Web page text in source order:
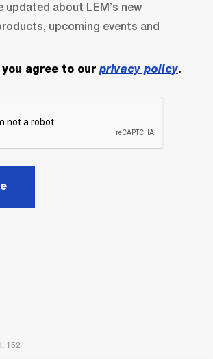
updated about LEM’s new
upcoming events and
you agree to our privacy policy.
152